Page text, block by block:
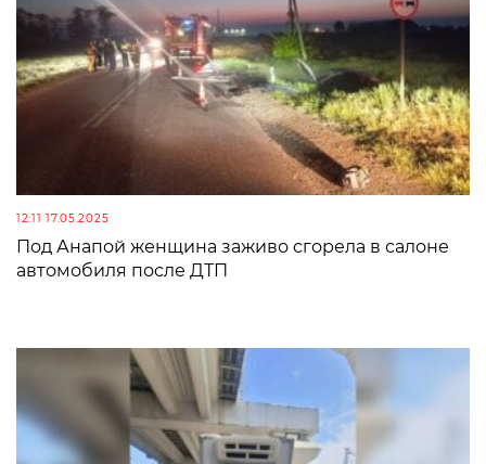
12:11 17.05.2025
Под Анапой женщина заживо сгорела в салоне
автомобиля после ДТП